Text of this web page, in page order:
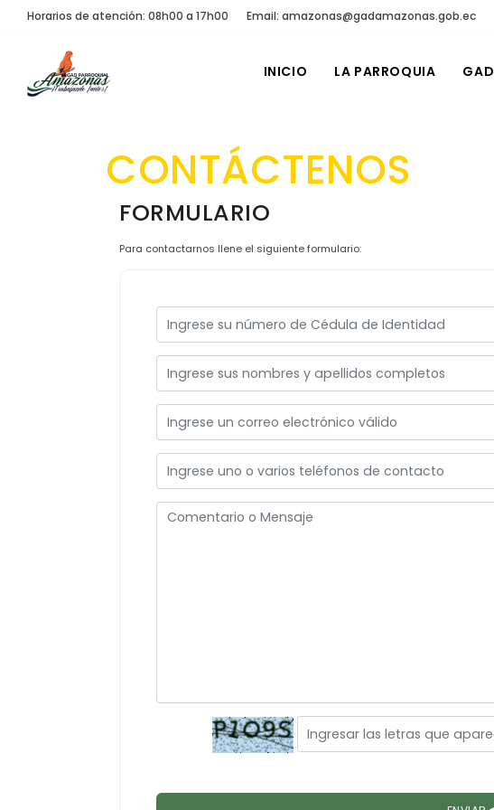
Horarios de atención: 08h00 a 17h00 Email: amazonas@gadamazonas.gob.ec
INICIO LA PARROQUIA GAD
CONTÁCTENOS
FORMULARIO
Para contactarnos llene el siguiente formulario: